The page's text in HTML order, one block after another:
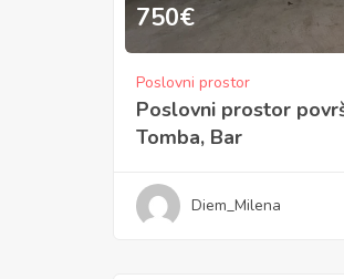
750€
Poslovni prostor
Poslovni prostor
Tomba, Bar
Diem_Milena